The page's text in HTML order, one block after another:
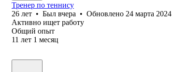
Тренер по теннису
26 лет • Был вчера • Обновлено 24 марта 2024
Активно ищет работу
Общий опыт
11 лет 1 месяц